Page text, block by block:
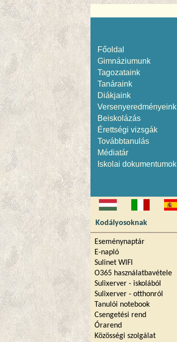
Főoldal
Gimnáziumunk
Tagozataink
Tanáraink
Diákjaink
Versenyeredményeink
Beiskolázás
Érettségi vizsgák
Továbbtanulás
Médiatár
Iskolai dokumentumok
Kodályosoknak
Eseménynaptár
E-napló
Sulinet WIFI
O365 használatbavétele
Sulixerver - iskolából
Sulixerver - otthonról
Tanulói notebook
Csengetési rend
Órarend
Közösségi szolgálat